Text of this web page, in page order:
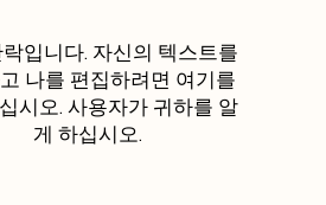
입니다. 자신의 텍스트를
나를 편집하려면 여기를
시오. 사용자가 귀하를 알
게 하십시오.